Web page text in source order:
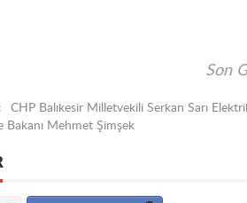
Son
CHP Balıkesir Milletvekili Serkan Sarı
Bakanı Mehmet Şimşek